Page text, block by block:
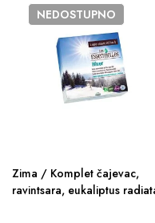
NEDOSTUPNO
Zima / Komplet čajevac,
ravintsara, eukaliptus